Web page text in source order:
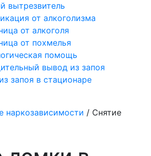
вытрезвитель
от алкоголизма
от алкоголя
от похмелья
помощь
вывод из запоя
запоя в стационаре
наркозависимости / Снятие